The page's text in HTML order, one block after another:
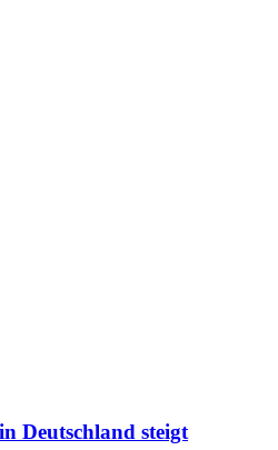
Deutschland steigt